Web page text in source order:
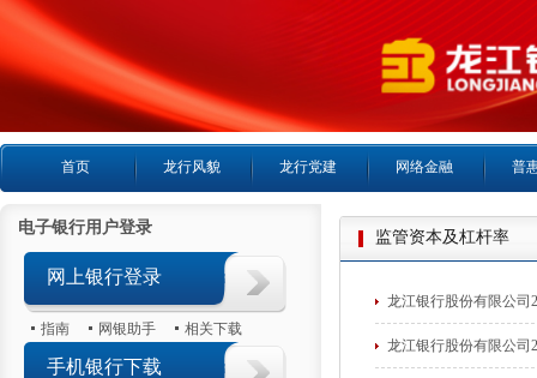
首页 龙行风貌 龙行党建 网络金融 普
电子银行用户登录
网上银行登录
指南 网银助手 相关下载
手机银行下载
监管资本及杠杆率
龙江银行股份有限公司
龙江银行股份有限公司